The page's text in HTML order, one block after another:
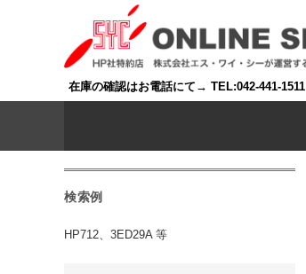
在庫の確認はお電話にて→ TEL:042-441-1511
検索例
HP712、3ED29A 等